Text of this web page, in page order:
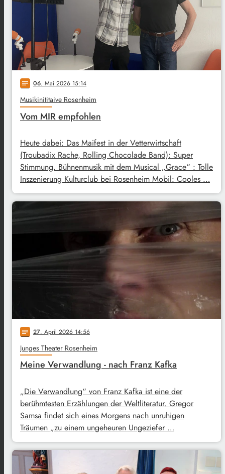
notes 06. Mai 2026 15:14
Musikinititaive Rosenheim
Vom MIR empfohlen
Heute dabei: Das Maifest in der Vetterwirtschaft
(Troubadix Rache, Rolling Chocolade Band): Super
Stimmung. Bühnenmusik mit dem Musical „Grace“ : Tolle
Inszenierung Kulturclub bei Rosenheim Mobil: Cooles …
notes 27. April 2026 14:56
Junges Theater Rosenheim
Meine Verwandlung - nach Franz Kafka
„Die Verwandlung“ von Franz Kafka ist eine der
berühmtesten Erzählungen der Weltliteratur. Gregor
Samsa findet sich eines Morgens nach unruhigen
Träumen „zu einem ungeheuren Ungeziefer …